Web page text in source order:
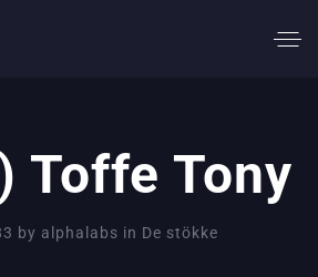
Toffe Tony
by alphalabs in De stökke